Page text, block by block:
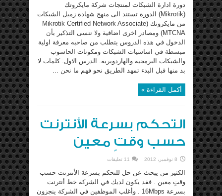
دورة ادارة الشبكات لمنتجات شركة مايكروتك
(Mikrotik) الدورة تستند الى منهج شهادة زميل الشبكات
من مايكروتك (Mikrotik Certified Network Associate
MTCNA) ومصادر اخرى اضافية ولا ننسى التذكير بأن
الدخول في هذه الدروس يتطلب من صاحبه معرفة اولية
مبسطة في اساسيات الشبكات ومكونات الحاسوب
والشبكات البرمجية والهاردويرية. الدرس الاول: كلمات لا
بد منها قبل البدء تمهد الطريق نحو فهم ما نحن ...
أكمل القراءة »
التحكم بسرعة الأنترنت
حسب وقتٍ معين
8 نوفمبر، 2012 11 تعليقات
الكثير من يبحث عن حل للتحكم بسرعة الأنترنت حسب
وقتٍ معين . فقد يكون لديك في الشركة خط أنترنت
بسرعة 16Mbps . وأغلب الموظفين في الشركة ينجزون